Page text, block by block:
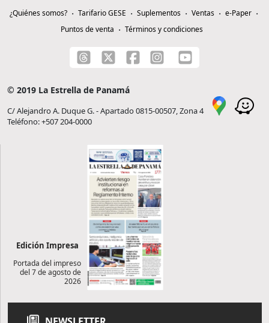
¿Quiénes somos? Tarifario GESE Suplementos Ventas
e-Paper
Puntos de venta
Términos y condiciones
© 2019 La Estrella de Panamá
C/ Alejandro A. Duque G. - Apartado 0815-00507, Zona 4
Teléfono: +507 204-0000
Edición Impresa
Portada del impreso
del 7 de agosto de
2026